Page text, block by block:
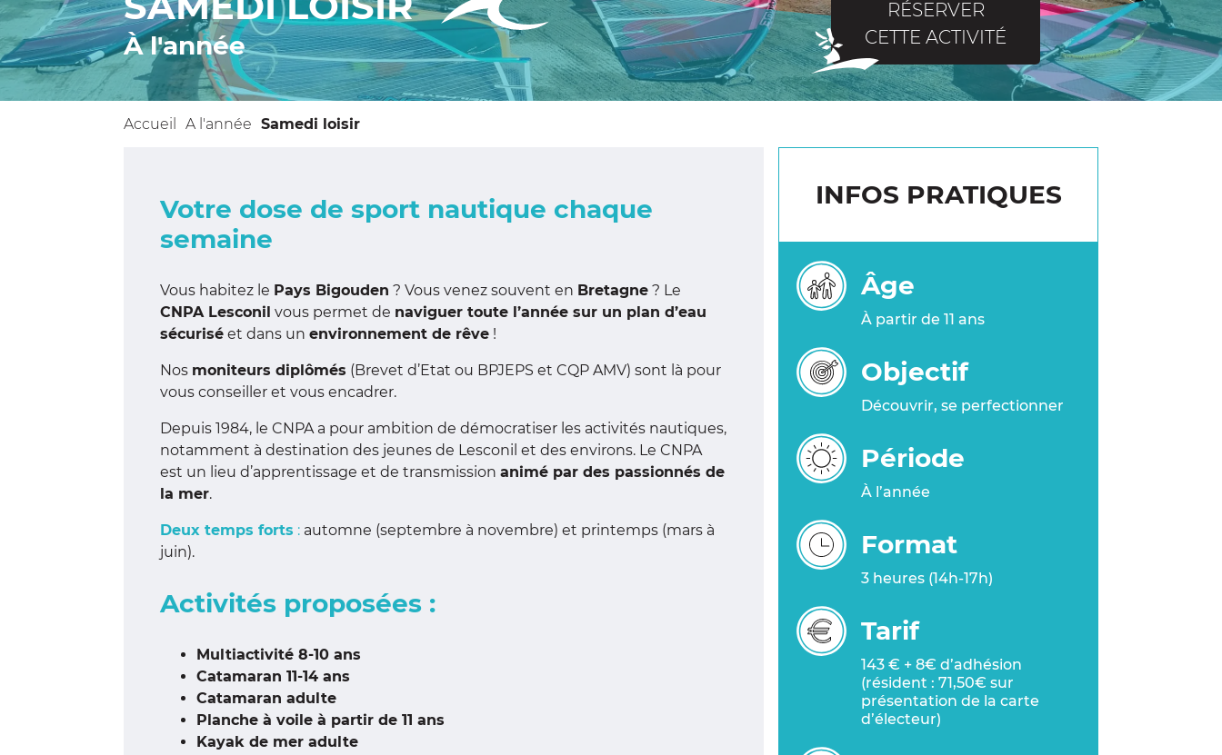
À l'année
RÉSERVER
CETTE ACTIVITÉ
Accueil A l'année Samedi loisir
Votre dose de sport nautique chaque
semaine
Vous habitez le Pays Bigouden ? Vous venez souvent en Bretagne ? Le
CNPA Lesconil vous permet de naviguer toute l’année sur un plan d’eau
sécurisé et dans un environnement de rêve !
Nos moniteurs diplômés (Brevet d’Etat ou BPJEPS et CQP AMV) sont là pour
vous conseiller et vous encadrer.
Depuis 1984, le CNPA a pour ambition de démocratiser les activités nautiques,
notamment à destination des jeunes de Lesconil et des environs. Le CNPA
est un lieu d’apprentissage et de transmission animé par des passionnés de
la mer.
Deux temps forts : automne (septembre à novembre) et printemps (mars à
juin).
Activités proposées :
Multiactivité 8-10 ans
Catamaran 11-14 ans
Catamaran adulte
Planche à voile à partir de 11 ans
Kayak de mer adulte
INFOS PRATIQUES
Âge
À partir de 11 ans
Objectif
Découvrir, se perfectionner
Période
À l’année
Format
3 heures (14h-17h)
Tarif
143 € + 8€ d’adhésion
(résident : 71,50€ sur
présentation de la carte
d’électeur)